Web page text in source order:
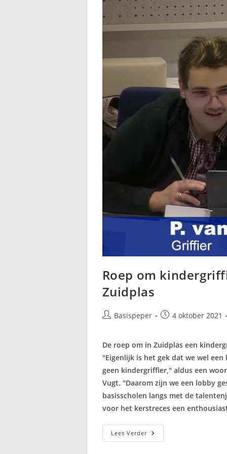
Roep om
Zuidplas
BerichtBasispeper
Bericht4 oktober 2021
De roep om in Zuidplas een
"Eigenlijk is het gek dat we wel
geen kindergriffier," aldus een
Vugt. "Daarom zijn we een lobby
basisscholen langs met de
voor het kerstreces een
Lees VerderRoep
Om